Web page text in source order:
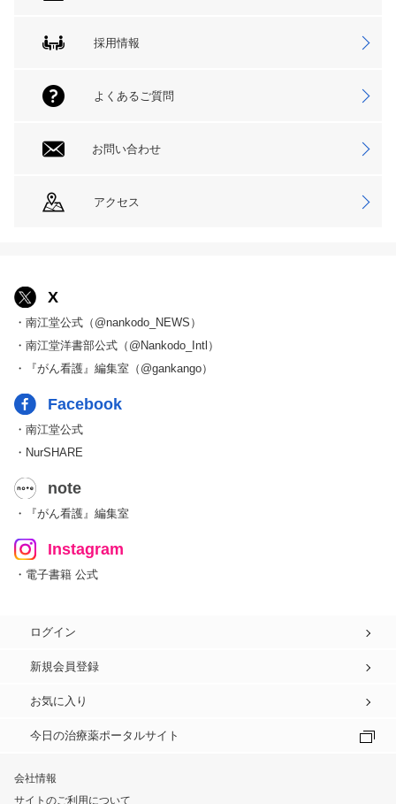
採用情報
よくあるご質問
お問い合わせ
アクセス
X
・南江堂公式（@nankodo_NEWS）
・南江堂洋書部公式（@Nankodo_Intl）
・『がん看護』編集室（@gankango）
Facebook
・南江堂公式
・NurSHARE
note
・『がん看護』編集室
Instagram
・電子書籍 公式
ログイン
新規会員登録
お気に入り
今日の治療薬ポータルサイト
会社情報
サイトのご利用について